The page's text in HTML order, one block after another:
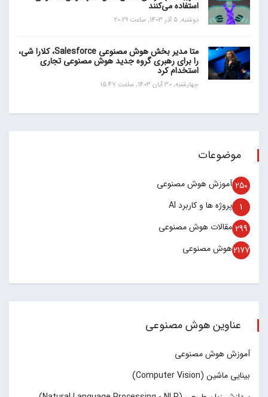
استفاده می‌کنند
دوشنبه, 5 آذر 1403, ساعت 20:29
متا مدیر بخش هوش مصنوعی Salesforce، کلارا شی،
را برای رهبری گروه جدید هوش مصنوعی تجاری
استخدام کرد
چهارشنبه, 30 آبان 1403, ساعت 15:47
موضوعات
آموزش هوش مصنوعی 250
پروژه ها و کاربرد AI 1
مقالات هوش مصنوعی 299
هوش مصنوعی2177
عناوین هوش مصنوعی
آموزش هوش مصنوعی
بینایی ماشین (Computer Vision)